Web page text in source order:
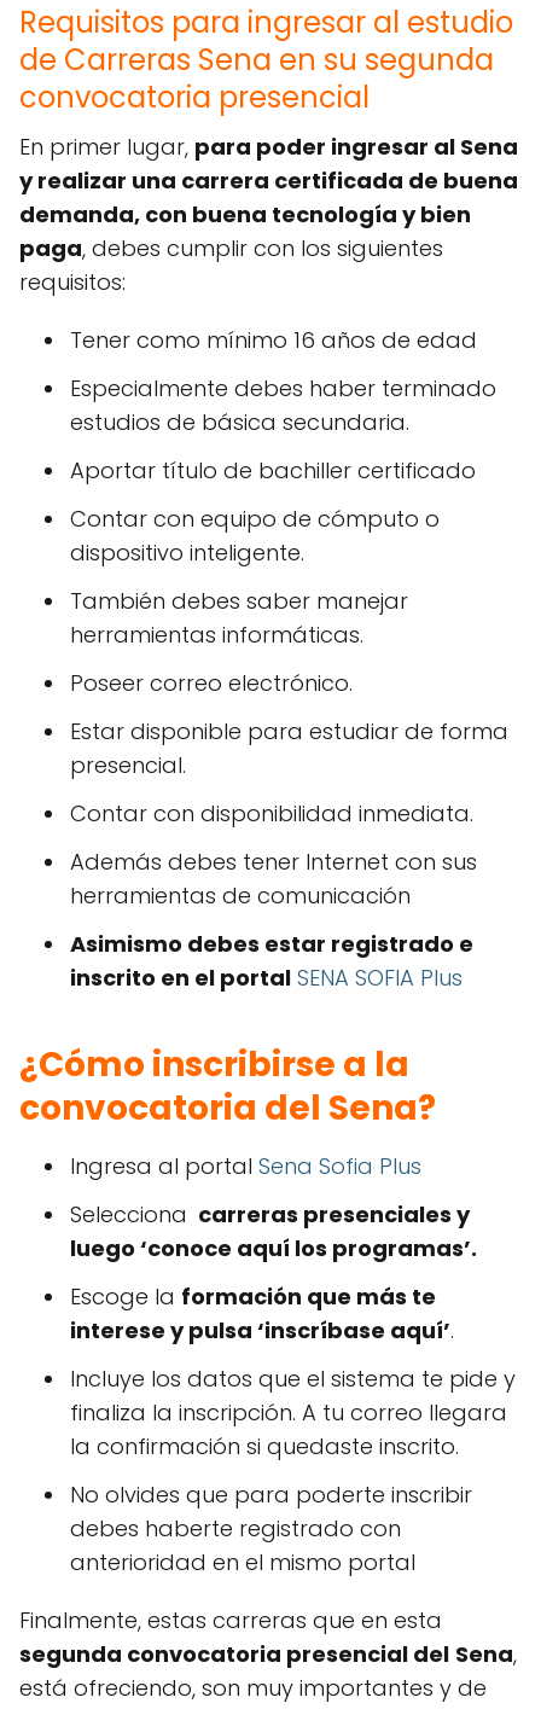
Requisitos para ingresar al estudio
de Carreras Sena en su segunda
convocatoria presencial
En primer lugar, para poder ingresar al Sena
y realizar una carrera certificada de buena
demanda, con buena tecnología y bien
paga, debes cumplir con los siguientes
requisitos:
Tener como mínimo 16 años de edad
Especialmente debes haber terminado
estudios de básica secundaria.
Aportar título de bachiller certificado
Contar con equipo de cómputo o
dispositivo inteligente.
También debes saber manejar
herramientas informáticas.
Poseer correo electrónico.
Estar disponible para estudiar de forma
presencial.
Contar con disponibilidad inmediata.
Además debes tener Internet con sus
herramientas de comunicación
Asimismo debes estar registrado e
inscrito en el portal SENA SOFIA Plus
¿Cómo inscribirse a la
convocatoria del Sena?
Ingresa al portal Sena Sofia Plus
Selecciona carreras presenciales y
luego ‘conoce aquí los programas’.
Escoge la formación que más te
interese y pulsa ‘inscríbase aquí’.
Incluye los datos que el sistema te pide y
finaliza la inscripción. A tu correo llegara
la confirmación si quedaste inscrito.
No olvides que para poderte inscribir
debes haberte registrado con
anterioridad en el mismo portal
Finalmente, estas carreras que en esta
segunda convocatoria presencial del Sena,
está ofreciendo, son muy importantes y de